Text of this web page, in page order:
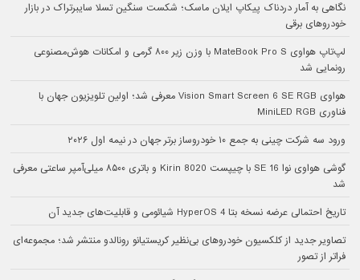
نگاهی به آمار دردناک پیکاپ ایلان ماسک؛ شکست سنگین تسلا سایبرتراک در بازار
خودروهای برقی
لپ‌تاپ هواوی MateBook Pro S با وزن زیر ۸۰۰ گرمی و امکانات هوش‌مصنوعی
رونمایی شد
هواوی Vision Smart Screen 6 SE RGB معرفی شد؛ اولین تلویزیون جهان با
فناوری MiniLED RGB
ورود سه شرکت چینی به جمع ۱۰ خودروساز برتر جهان در نیمه اول ۲۰۲۶
گوشی هواوی نوا 16 SE با چیپست Kirin 8020 و باتری ۸۵۰۰ میلی‌آمپر ساعتی معرفی
شد
تاریخ احتمالی عرضه نسخه بتا HyperOS 4 شیائومی و قابلیت‌های جدید آن
تصاویر جدید از کلکسیون خودروهای بی‌نظیر کریستیانو رونالدو منتشر شد؛ مجموعه‌ای
فراتر از تصور